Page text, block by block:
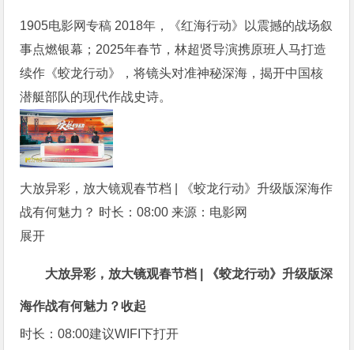
1905电影网专稿 2018年，《红海行动》以震撼的战场叙
事点燃银幕；2025年春节，林超贤导演携原班人马打造
续作《蛟龙行动》，将镜头对准神秘深海，揭开中国核
潜艇部队的现代作战史诗。
大放异彩，放大镜观春节档 | 《蛟龙行动》升级版深海作
战有何魅力？ 时长：08:00 来源：电影网
展开
大放异彩，放大镜观春节档 | 《蛟龙行动》升级版深
海作战有何魅力？收起
时长：08:00建议WIFI下打开